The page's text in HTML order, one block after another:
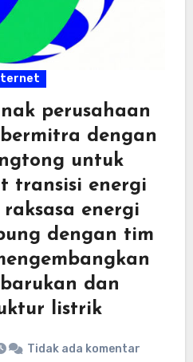
perusahaan
bermitra dengan
untuk
transisi energi
raksasa energi
dengan tim
dan
listrik
Tidak ada komentar